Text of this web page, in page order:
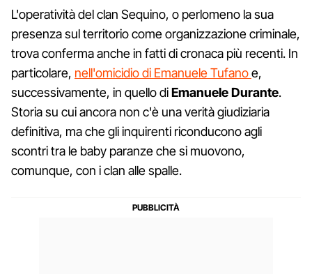
L'operatività del clan Sequino, o perlomeno la sua
presenza sul territorio come organizzazione criminale,
trova conferma anche in fatti di cronaca più recenti. In
particolare, nell'omicidio di Emanuele Tufanoe,
successivamente, in quello diEmanuele Durante.
Storia su cui ancora non c'è una verità giudiziaria
definitiva, ma che gli inquirenti riconducono agli
scontri tra le baby paranze che si muovono,
comunque, con i clan alle spalle.